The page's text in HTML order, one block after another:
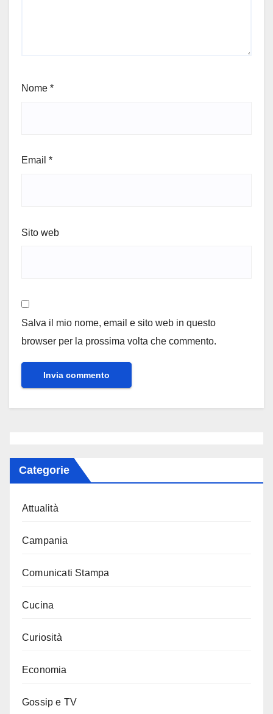
Nome *
Email *
Sito web
Salva il mio nome, email e sito web in questo
browser per la prossima volta che commento.
Categorie
Attualità
Campania
Comunicati Stampa
Cucina
Curiosità
Economia
Gossip e TV